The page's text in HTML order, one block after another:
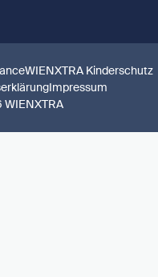
WIENXTRA Kinderschutz
Impressum